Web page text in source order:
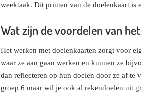
weektaak. Dit printen van de doelenkaart is
Wat zijn de voordelen van
Het werken met doelenkaarten zorgt voor
waar ze aan gaan werken en kunnen ze
dan reflecteren op hun doelen door ze af
groep 6 maar wil je ook al rekendoelen uit